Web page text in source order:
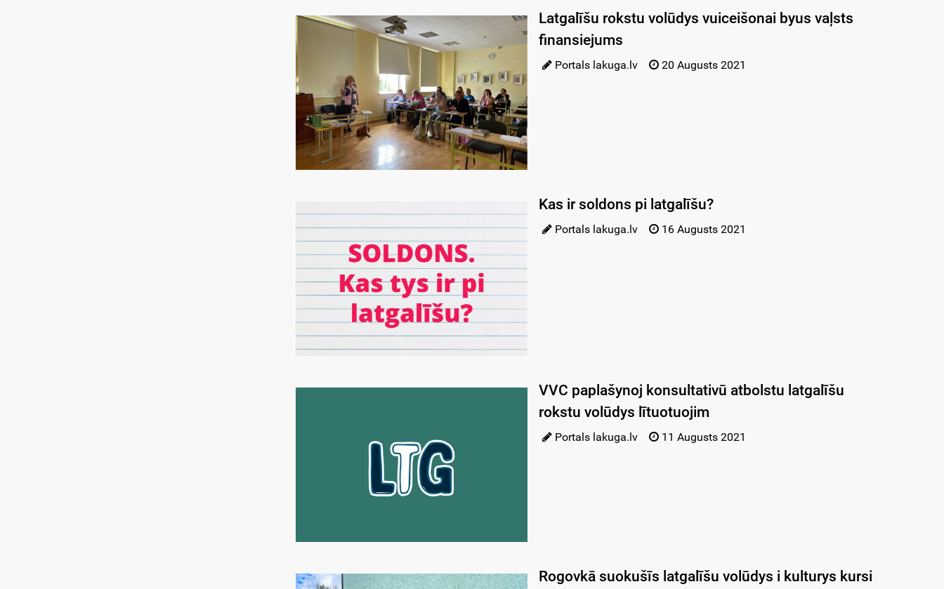
Latgalīšu rokstu volūdys vuiceišonai byus vaļsts
finansiejums
Portals lakuga.lv 20 Augusts 2021
Kas ir soldons pi latgalīšu?
Portals lakuga.lv 16 Augusts 2021
VVC paplašynoj konsultativū atbolstu latgalīšu
rokstu volūdys lītuotuojim
Portals lakuga.lv 11 Augusts 2021
Rogovkā suokušīs latgalīšu volūdys i kulturys kursi